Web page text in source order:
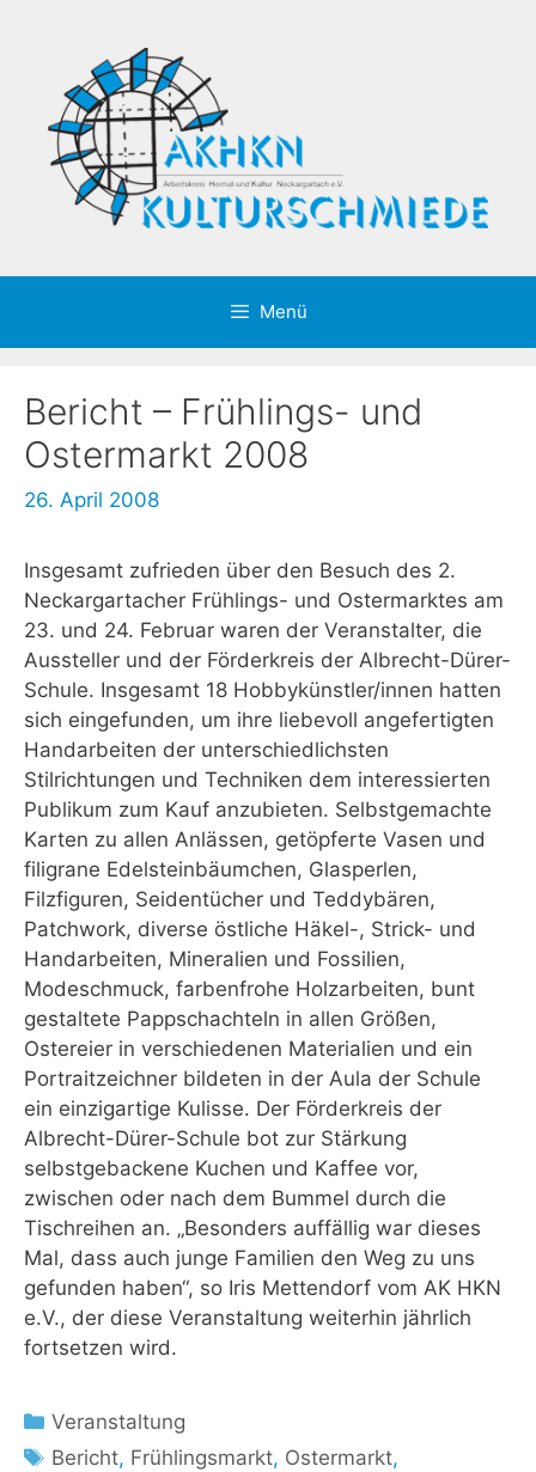
Menü
Bericht – Frühlings- und
Ostermarkt 2008
26. April 2008
Insgesamt zufrieden über den Besuch des 2.
Neckargartacher Frühlings- und Ostermarktes am
23. und 24. Februar waren der Veranstalter, die
Aussteller und der Förderkreis der Albrecht-Dürer-
Schule. Insgesamt 18 Hobbykünstler/innen hatten
sich eingefunden, um ihre liebevoll angefertigten
Handarbeiten der unterschiedlichsten
Stilrichtungen und Techniken dem interessierten
Publikum zum Kauf anzubieten. Selbstgemachte
Karten zu allen Anlässen, getöpferte Vasen und
filigrane Edelsteinbäumchen, Glasperlen,
Filzfiguren, Seidentücher und Teddybären,
Patchwork, diverse östliche Häkel-, Strick- und
Handarbeiten, Mineralien und Fossilien,
Modeschmuck, farbenfrohe Holzarbeiten, bunt
gestaltete Pappschachteln in allen Größen,
Ostereier in verschiedenen Materialien und ein
Portraitzeichner bildeten in der Aula der Schule
ein einzigartige Kulisse. Der Förderkreis der
Albrecht-Dürer-Schule bot zur Stärkung
selbstgebackene Kuchen und Kaffee vor,
zwischen oder nach dem Bummel durch die
Tischreihen an. „Besonders auffällig war dieses
Mal, dass auch junge Familien den Weg zu uns
gefunden haben“, so Iris Mettendorf vom AK HKN
e.V., der diese Veranstaltung weiterhin jährlich
fortsetzen wird.
Kategorien
Veranstaltung
Schlagwörter
Bericht, Frühlingsmarkt, Ostermarkt,